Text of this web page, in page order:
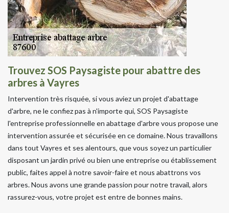
Trouvez SOS Paysagiste pour abattre des
arbres à Vayres
Intervention très risquée, si vous aviez un projet d'abattage
d'arbre, ne le confiez pas à n'importe qui, SOS Paysagiste
l'entreprise professionnelle en abattage d'arbre vous propose une
intervention assurée et sécurisée en ce domaine. Nous travaillons
dans tout Vayres et ses alentours, que vous soyez un particulier
disposant un jardin privé ou bien une entreprise ou établissement
public, faites appel à notre savoir-faire et nous abattrons vos
arbres. Nous avons une grande passion pour notre travail, alors
rassurez-vous, votre projet est entre de bonnes mains.